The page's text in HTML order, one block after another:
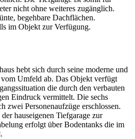
nicht ohne weiteres zugänglich.
begehbare Dachflächen.
im Objekt zur Verfügung.
hebt sich durch seine moderne und
vom Umfeld ab. Das Objekt verfügt
die durch den verbauten
Eindruck vermittelt. Die sechs
zwei Personenaufzüge erschlossen.
hauseigenen Tiefgarage zur
erfolgt über Bodentanks die im